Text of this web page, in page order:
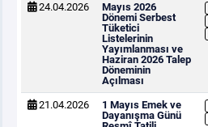
24.04.2026
Mayıs 2026
Dönemi Serbest
Tüketici
Listelerinin
Yayımlanması ve
Haziran 2026 Talep
Döneminin
Açılması
21.04.2026
1 Mayıs Emek ve
Dayanışma Günü